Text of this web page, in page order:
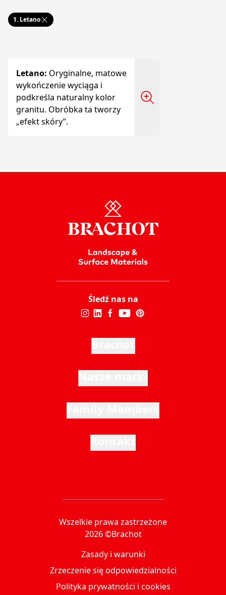
1. Letano
Letano: Oryginalne, matowe
wykończenie wyciąga i
podkreśla naturalny kolor
granitu. Obróbka ta tworzy
„efekt skóry”.
Śledź nas na
Wszelkie prawa zastrzeżone
2026 ©Brachot
Zasady i warunki
Zrzeczenie się odpowiedzialności
Polityka prywatności i cookies